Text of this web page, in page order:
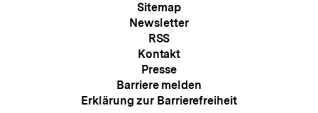
Sitemap
Newsletter
RSS
Kontakt
Presse
Barriere melden
Erklärung zur Barrierefreiheit